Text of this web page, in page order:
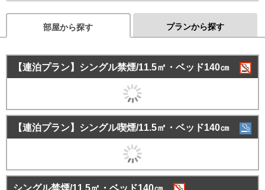
部屋から探す プランから探す
【連泊プラン】シングル禁煙/11.5㎡・ベッド140㎝
【連泊プラン】シングル喫煙/11.5㎡・ベッド140㎝
シングル禁煙/11.5㎡・ベッド140㎝